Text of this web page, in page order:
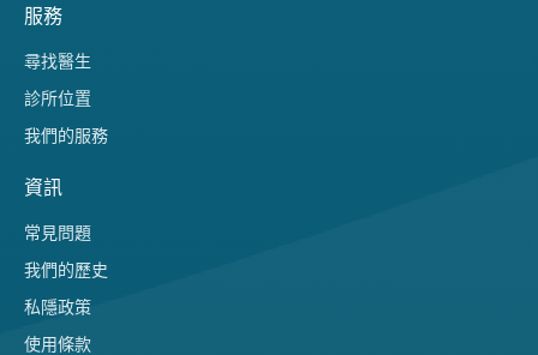
服務
尋找醫生
診所位置
我們的服務
資訊
常見問題
我們的歷史
私隱政策
使用條款